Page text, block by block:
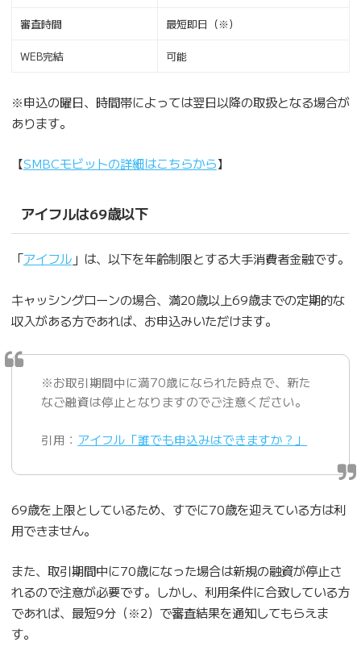
審査時間 最短即日（※）
WEB完結 可能
※申込の曜日、時間帯によっては翌日以降の取扱となる場合が
あります。
【SMBCモビットの詳細はこちらから】
アイフルは69歳以下
「アイフル」は、以下を年齢制限とする大手消費者金融です。
キャッシングローンの場合、満20歳以上69歳までの定期的な
収入がある方であれば、お申込みいただけます。
※お取引期間中に満70歳になられた時点で、新た
なご融資は停止となりますのでご注意ください。
引用： アイフル「誰でも申込みはできますか？」
69歳を上限としているため、すでに70歳を迎えている方は利
用できません。
また、取引期間中に70歳になった場合は新規の融資が停止さ
れるので注意が必要です。しかし、利用条件に合致している方
であれば、最短9分（※2）で審査結果を通知してもらえま
す。